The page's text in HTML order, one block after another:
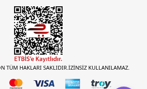
TÜM HAKLARI SAKLIDIR.İZİNSİZ KULLANILAMAZ.